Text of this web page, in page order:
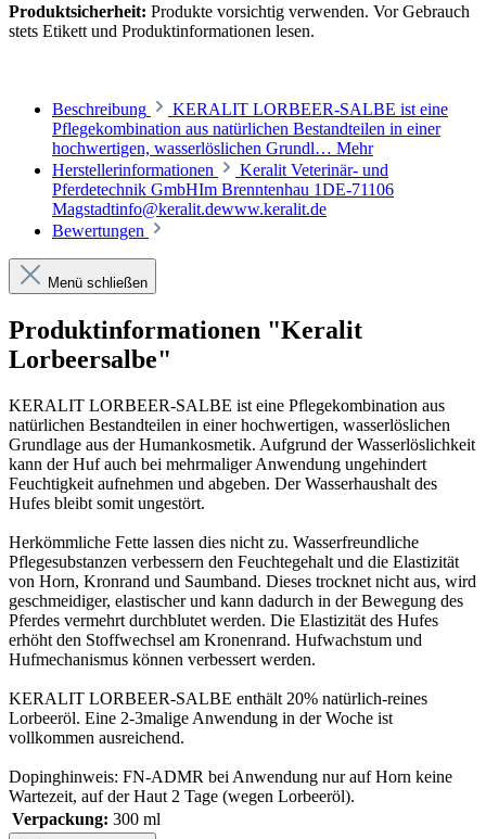
Produktsicherheit: Produkte vorsichtig verwenden. Vor Gebrauch
stets Etikett und Produktinformationen lesen.
Beschreibung
KERALIT LORBEER-SALBE ist eine
Pflegekombination aus natürlichen Bestandteilen in einer
hochwertigen, wasserlöslichen Grundl… Mehr
Herstellerinformationen
Keralit Veterinär- und
Pferdetechnik GmbHIm Brenntenhau 1DE-71106
Magstadtinfo@keralit.dewww.keralit.de
Bewertungen
Menü schließen
Produktinformationen "Keralit
Lorbeersalbe"
KERALIT LORBEER-SALBE ist eine Pflegekombination aus
natürlichen Bestandteilen in einer hochwertigen, wasserlöslichen
Grundlage aus der Humankosmetik. Aufgrund der Wasserlöslichkeit
kann der Huf auch bei mehrmaliger Anwendung ungehindert
Feuchtigkeit aufnehmen und abgeben. Der Wasserhaushalt des
Hufes bleibt somit ungestört.
Herkömmliche Fette lassen dies nicht zu. Wasserfreundliche
Pflegesubstanzen verbessern den Feuchtegehalt und die Elastizität
von Horn, Kronrand und Saumband. Dieses trocknet nicht aus, wird
geschmeidiger, elastischer und kann dadurch in der Bewegung des
Pferdes vermehrt durchblutet werden. Die Elastizität des Hufes
erhöht den Stoffwechsel am Kronenrand. Hufwachstum und
Hufmechanismus können verbessert werden.
KERALIT LORBEER-SALBE enthält 20% natürlich-reines
Lorbeeröl. Eine 2-3malige Anwendung in der Woche ist
vollkommen ausreichend.
Dopinghinweis: FN-ADMR bei Anwendung nur auf Horn keine
Wartezeit, auf der Haut 2 Tage (wegen Lorbeeröl).
Verpackung: 300 ml